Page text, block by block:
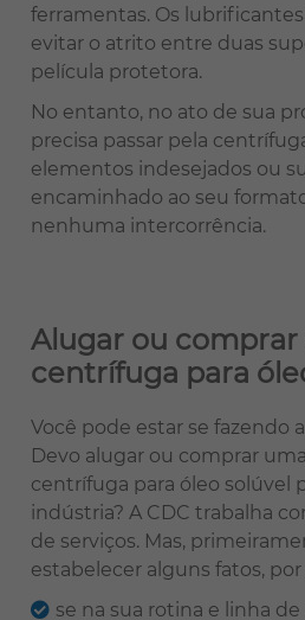
ferramentas. Os
evitar o atrito entre duas
película protetora.
No entanto, no ato de sua
precisa passar pela
elementos indesejados ou
encaminhado ao seu
nenhuma intercorrência.
Alugar ou comprar
centrífuga para
Você pode estar se fazendo
Devo alugar ou comprar
centrífuga para óleo solúvel
indústria? A CDC trabalha
de serviços. Mas,
estabelecer alguns fatos,
se na sua rotina e linha